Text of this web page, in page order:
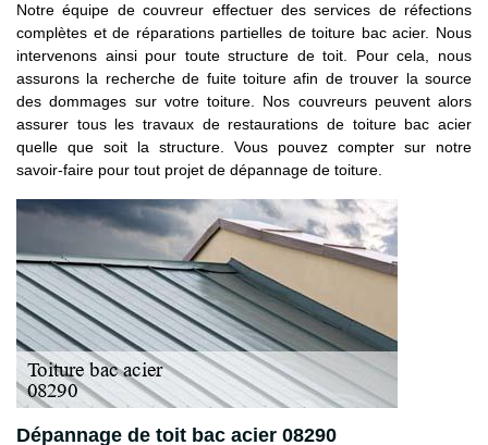
Notre équipe de couvreur effectuer des services de réfections
complètes et de réparations partielles de toiture bac acier. Nous
intervenons ainsi pour toute structure de toit. Pour cela, nous
assurons la recherche de fuite toiture afin de trouver la source
des dommages sur votre toiture. Nos couvreurs peuvent alors
assurer tous les travaux de restaurations de toiture bac acier
quelle que soit la structure. Vous pouvez compter sur notre
savoir-faire pour tout projet de dépannage de toiture.
Dépannage de toit bac acier 08290